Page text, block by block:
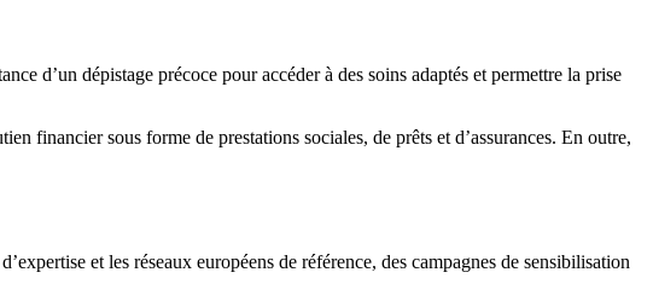
d’un dépistage précoce pour accéder à des soins adaptés et permettre la prise
financier sous forme de prestations sociales, de prêts et d’assurances. En outre,
et les réseaux européens de référence, des campagnes de sensibilisation